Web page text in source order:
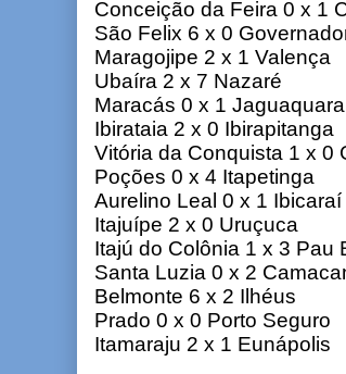
Conceição da Feira 0 x 1
São Felix 6 x 0
Maragojipe 2 x 1 Valença
Ubaíra 2 x 7 Nazaré
Maracás 0 x 1 Jaguaquara
Ibirataia 2 x 0 Ibirapitanga
Vitória da Conquista 1 x 0
Poções 0 x 4 Itapetinga
Aurelino Leal 0 x 1 Ibicaraí
Itajuípe 2 x 0 Uruçuca
Itajú do Colônia 1 x 3 Pau
Santa Luzia 0 x 2
Belmonte 6 x 2 Ilhéus
Prado 0 x 0 Porto Seguro
Itamaraju 2 x 1 Eunápolis